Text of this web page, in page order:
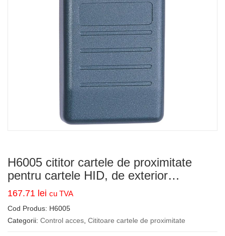
H6005 cititor cartele de proximitate
pentru cartele HID, de exterior…
167.71 lei cu TVA
Cod Produs: H6005
Categorii: Control acces Cititoare cartele de proximitate